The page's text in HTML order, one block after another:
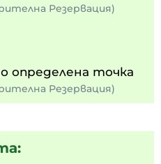
Резервация)
определена точка
Резервация)